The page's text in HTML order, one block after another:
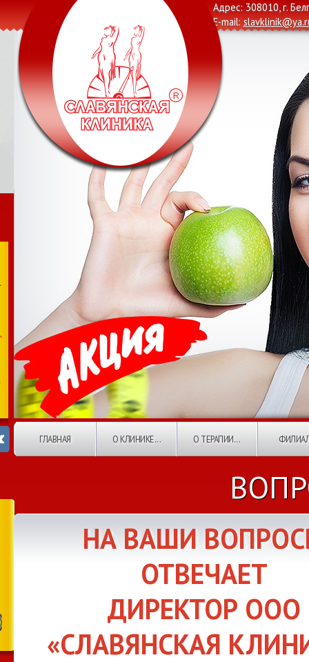
Адрес: 308010, г.
E-mail:
ГЛАВНАЯ О КЛИНИКЕ... О ТЕРАПИИ...
НА ВАШИ
ОТВЕЧАЕТ
ДИРЕКТОР ООО
«СЛАВЯНСКАЯ